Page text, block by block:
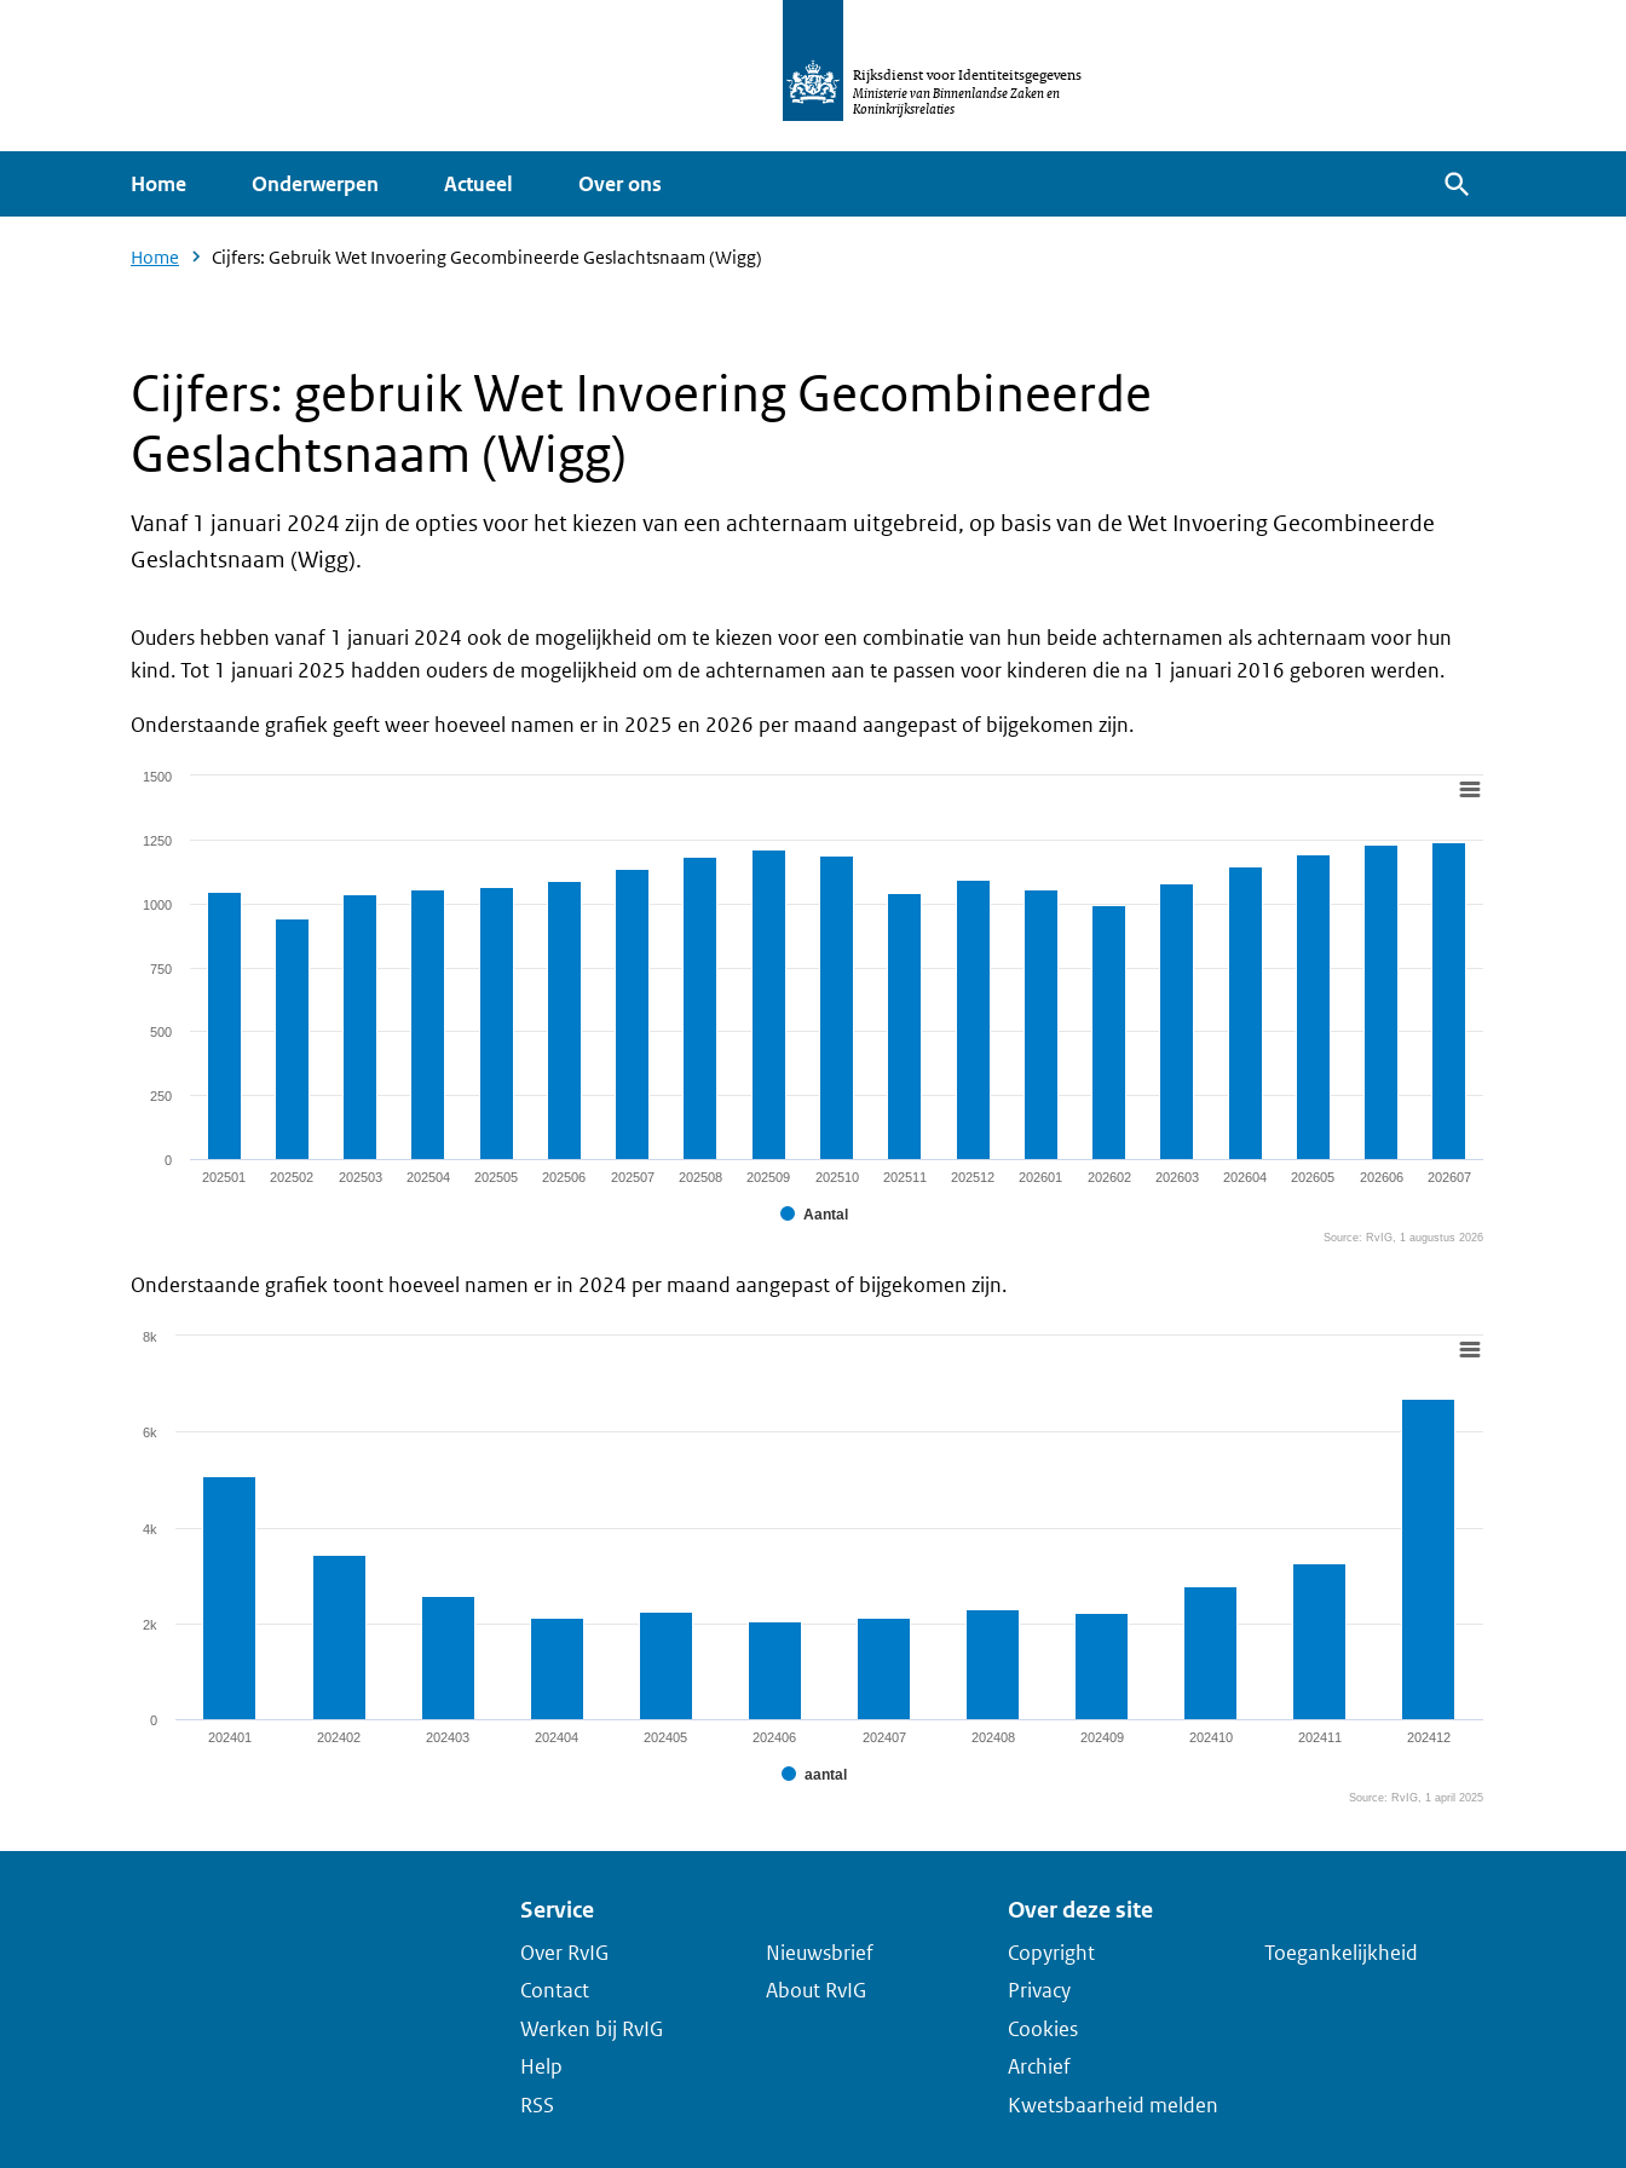
de
gaan
Rijksdienst voor Identiteitsgegevens
Ministerie van Binnenlandse Zaken en
Koninkrijksrelaties
Home Onderwerpen Actueel Over ons
Zoeken
Home Cijfers: Gebruik Wet Invoering Gecombineerde Geslachtsnaam (Wigg)
Cijfers: gebruik Wet Invoering Gecombineerde
Geslachtsnaam (Wigg)
Vanaf 1 januari 2024 zijn de opties voor het kiezen van een achternaam uitgebreid, op basis van de Wet Invoering Gecombineerde
Geslachtsnaam (Wigg).
Ouders hebben vanaf 1 januari 2024 ook de mogelijkheid om te kiezen voor een combinatie van hun beide achternamen als achternaam voor hun
kind. Tot 1 januari 2025 hadden ouders de mogelijkheid om de achternamen aan te passen voor kinderen die na 1 januari 2016 geboren werden.
Onderstaande grafiek geeft weer hoeveel namen er in 2025 en 2026 per maand aangepast of bijgekomen zijn.
Bar chart with 19 bars.
View as data table, Chart
The chart has 1 X axis displaying categories.
Aantal
202501 202502 202503 202504 202505 202506 202507 202508 202509 202510 202511 202512 202601 202602 202603 202604 202605 202606 202607
0
250
500
750
1000
1250
1500
Source: RvIG, 1 augustus 2026
Onderstaande grafiek toont hoeveel namen er in 2024 per maand aangepast of bijgekomen zijn.
The chart has 1 X axis displaying categories.
aantal
202401 202402 202403 202404 202405 202406 202407 202408 202409 202410 202411 202412
0
2k
4k
6k
8k
Source: RvIG, 1 april 2025
Service
Over RvIG
Contact
Werken bij RvIG
Help
RSS
Nieuwsbrief
About RvIG
Over deze site
Copyright
Privacy
Cookies
Archief
Kwetsbaarheid melden
Toegankelijkheid